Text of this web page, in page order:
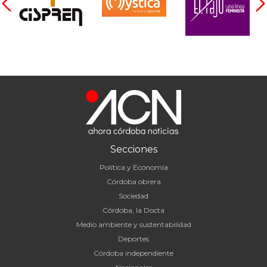
Secciones
Política y Economía
Córdoba obrera
Sociedad
Córdoba, la Docta
Medio ambiente y sustentabilidad
Deportes
Córdoba independiente